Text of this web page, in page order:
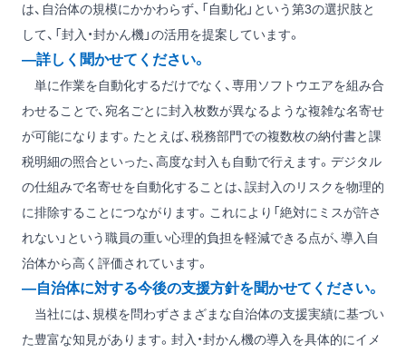
は、自治体の規模にかかわらず、「自動化」という第3の選択肢と
して、「封入・封かん機」の活用を提案しています。
―詳しく聞かせてください。
単に作業を自動化するだけでなく、専用ソフトウエアを組み合
わせることで、宛名ごとに封入枚数が異なるような複雑な名寄せ
が可能になります。たとえば、税務部門での複数枚の納付書と課
税明細の照合といった、高度な封入も自動で行えます。デジタル
の仕組みで名寄せを自動化することは、誤封入のリスクを物理的
に排除することにつながります。これにより「絶対にミスが許さ
れない」という職員の重い心理的負担を軽減できる点が、導入自
治体から高く評価されています。
―自治体に対する今後の支援方針を聞かせてください。
当社には、規模を問わずさまざまな自治体の支援実績に基づい
た豊富な知見があります。封入・封かん機の導入を具体的にイメ